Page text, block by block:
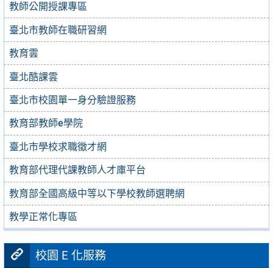
教師公開授課專區
臺北市教師在職研習網
教育雲
臺北酷課雲
臺北市校園單一身分驗證服務
教育部教師e學院
臺北市學校求職徵才網
教育部代理代課教師人才庫平台
教育部全國高級中等以下學校教師選聘網
教學正常化專區
校園 E 化服務